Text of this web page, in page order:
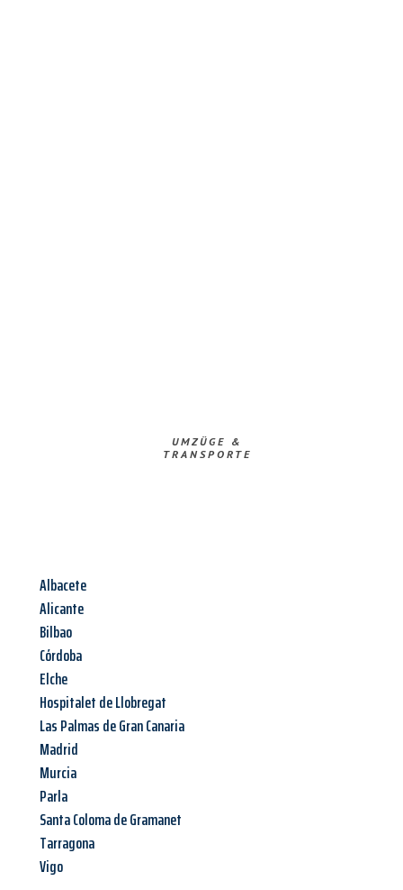
UMZÜGE &
TRANSPORTE
Albacete
Alicante
Bilbao
Córdoba
Elche
Hospitalet de Llobregat
Las Palmas de Gran Canaria
Madrid
Murcia
Parla
Santa Coloma de Gramanet
Tarragona
Vigo